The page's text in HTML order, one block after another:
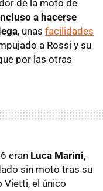
de la moto de
a hacerse
, unas facilidades
a Rossi y su
por las otras
eran Luca Marini,
sin moto tras su
Vietti, el único